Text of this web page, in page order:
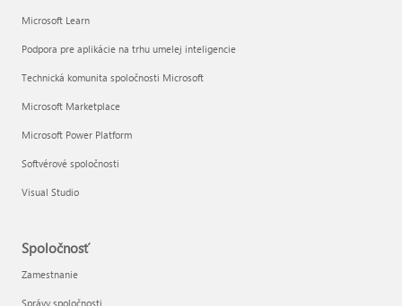
Microsoft Learn
Podpora pre aplikácie na trhu umelej inteligencie
Technická komunita spoločnosti Microsoft
Microsoft Marketplace
Microsoft Power Platform
Softvérové spoločnosti
Visual Studio
Spoločnosť
Zamestnanie
Správy spoločnosti